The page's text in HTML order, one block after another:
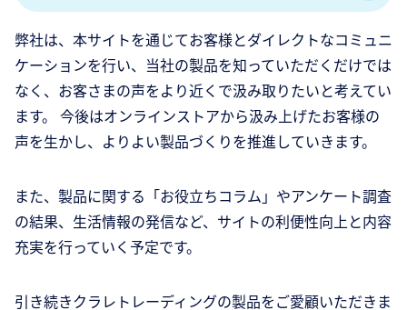
弊社は、本サイトを通じてお客様とダイレクトなコミュニ
ケーションを行い、当社の製品を知っていただくだけでは
なく、お客さまの声をより近くで汲み取りたいと考えてい
ます。 今後はオンラインストアから汲み上げたお客様の
声を生かし、よりよい製品づくりを推進していきます。
また、製品に関する「お役立ちコラム」やアンケート調査
の結果、生活情報の発信など、サイトの利便性向上と内容
充実を行っていく予定です。
引き続きクラレトレーディングの製品をご愛顧いただきま